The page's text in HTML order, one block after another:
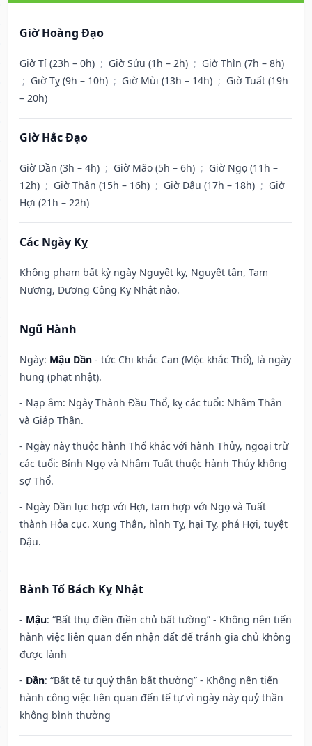
Giờ Hoàng Đạo
Giờ Tí (23h – 0h) ; Giờ Sửu (1h – 2h) ; Giờ Thìn (7h – 8h)
; Giờ Tỵ (9h – 10h) ; Giờ Mùi (13h – 14h) ; Giờ Tuất (19h
– 20h)
Giờ Hắc Đạo
Giờ Dần (3h – 4h) ; Giờ Mão (5h – 6h) ; Giờ Ngọ (11h –
12h) ; Giờ Thân (15h – 16h) ; Giờ Dậu (17h – 18h) ; Giờ
Hợi (21h – 22h)
Các Ngày Kỵ
Không phạm bất kỳ ngày Nguyệt kỵ, Nguyệt tận, Tam
Nương, Dương Công Kỵ Nhật nào.
Ngũ Hành
Ngày: Mậu Dần - tức Chi khắc Can (Mộc khắc Thổ), là ngày
hung (phạt nhật).
- Nạp âm: Ngày Thành Đầu Thổ, kỵ các tuổi: Nhâm Thân
và Giáp Thân.
- Ngày này thuộc hành Thổ khắc với hành Thủy, ngoại trừ
các tuổi: Bính Ngọ và Nhâm Tuất thuộc hành Thủy không
sợ Thổ.
- Ngày Dần lục hợp với Hợi, tam hợp với Ngọ và Tuất
thành Hỏa cục. Xung Thân, hình Tỵ, hại Tỵ, phá Hợi, tuyệt
Dậu.
Bành Tổ Bách Kỵ Nhật
- Mậu: “Bất thụ điền điền chủ bất tường” - Không nên tiến
hành việc liên quan đến nhận đất để tránh gia chủ không
được lành
- Dần: “Bất tế tự quỷ thần bất thường” - Không nên tiến
hành công việc liên quan đến tế tự vì ngày này quỷ thần
không bình thường